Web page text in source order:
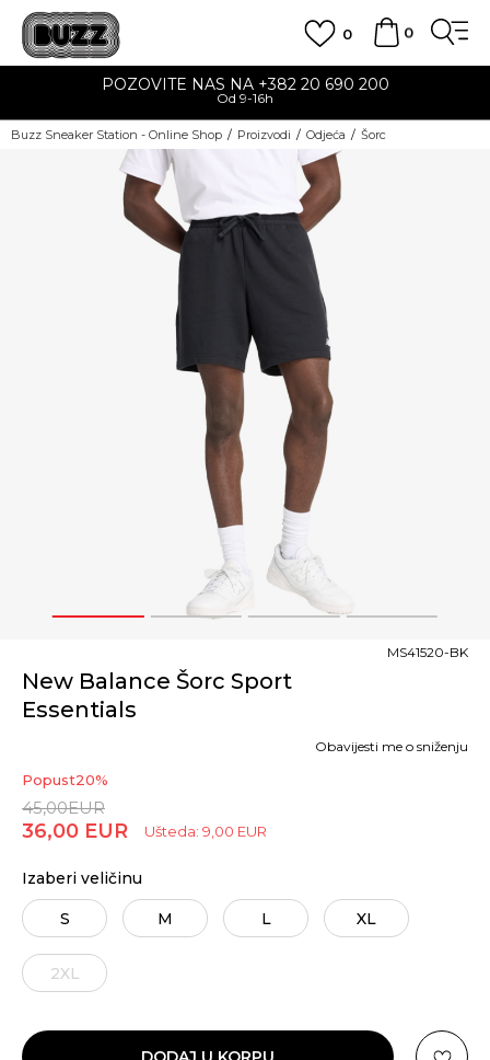
0
0
POZOVITE NAS NA +382 20 690 200
Od 9-16h
Buzz Sneaker Station - Online Shop Proizvodi Odjeća Šorc
1 2 3 4
New Balance Šorc Sport
Essentials
MS41520-BK
Popust20%
45,00EUR
36,00 EUR Ušteda: 9,00 EUR
Obavijesti me o sniženju
Izaberi veličinu
S M L XL
2XL